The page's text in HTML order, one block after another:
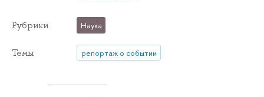
Рубрики Наука
Темы репортаж о событии